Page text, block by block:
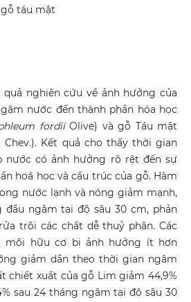
táu mật
nghiên cứu về ảnh hưởng của
nước đến thành phần hóa học
fordiiOlive) và gỗ Táu mật
Chev.). Kết quả cho thấy thời gian
nước có ảnh hưởng rõ rệt đến sự
hoá học và cấu trúc của gỗ. Hàm
nước lạnh và nóng giảm mạnh,
đầu ngâm tại độ sâu 30 cm, phản
trôi các chất dễ thuỷ phân. Các
môi hữu cơ bị ảnh hưởng ít hơn
giảm dần theo thời gian ngâm
chiết xuất của gỗ Lim giảm 44,9%
sau 24 tháng ngâm tại độ sâu 30